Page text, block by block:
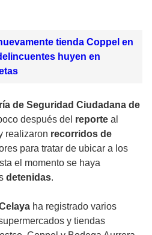
tienda Coppel en
huyen en
de Seguridad Ciudadana de
después del reporte al
realizaron recorridos de
para tratar de ubicar a los
el momento se haya
detenidas.
ha registrado varios
y tiendas